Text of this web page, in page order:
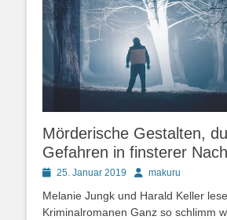
Mörderische Gestalten,
Gefahren in finsterer
Posted25. Januar 2019 Autormakuru
Melanie Jungk und Harald Keller
Kriminalromanen Ganz so schlimm